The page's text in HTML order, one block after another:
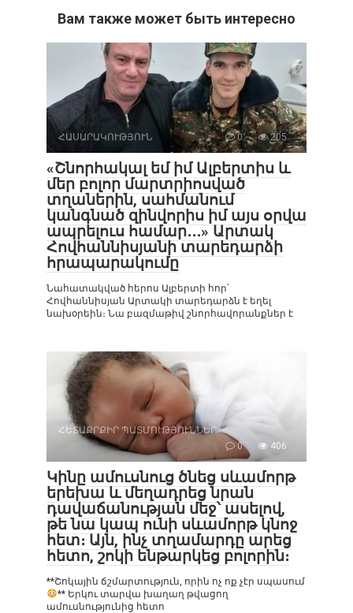
Вам также может быть интересно
ՀԱՍԱՐԱԿՈՒԹՅՈՒՆ 0 205
«Շնորհակալ եմ իմ Ալբերտիս և
մեր բոլոր մարտրիոսված
տղաներին, սահմանում
կանգնած զինվորիս իմ այս օրվա
ապրելուս համար․․․» Արտակ
Հովհաննիսյանի տարեդարձի
հրապարակումը
Նահատակված հերոս Ալբերտի հոր՝
Հովհաննիսյան Արտակի տարեդարձն է եղել
նախօրեին։ Նա բազմաթիվ շնորհավորանքներ է
ՀԵՏԱՔՐՔԻՐ ՊԱՏՄՈՒԹՅՈՒՆՆԵՐ
0
406
Կինը ամուսնուց ծնեց սևամորթ
երեխա և մեղադրեց նրան
դավաճանության մեջ՝ ասելով,
թե նա կապ ունի սևամորթ կնոջ
հետ։ Այն, ինչ տղամարդը արեց
հետո, շոկի ենթարկեց բոլորին։
**Շոկային ճշմարտություն, որին ոչ ոք չէր սպասում
** Երկու տարվա խաղաղ թվացող
ամուսնությունից հետո